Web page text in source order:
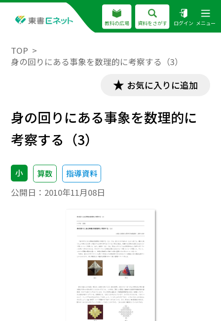
教科の広場 資料をさがす ログイン メニュー
TOP
身の回りにある事象を数理的に考察する（3）
お気に入りに追加
身の回りにある事象を数理的に
考察する（3）
小 算数 指導資料
公開日： 2010年11月08日